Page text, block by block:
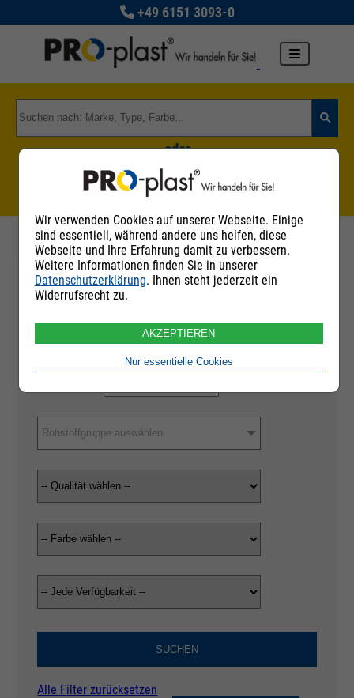
+49 6151 3093-0
oder
Zu den Rohstoffgruppen
Filter
Rohstoffgruppe auswählen
SUCHEN
Alle Filter zurücksetzen
Wir verwenden Cookies auf unserer Webseite. Einige
sind essentiell, während andere uns helfen, diese
Webseite und Ihre Erfahrung damit zu verbessern.
Weitere Informationen finden Sie in unserer
Datenschutzerklärung. Ihnen steht jederzeit ein
Widerrufsrecht zu.
AKZEPTIEREN
Nur essentielle Cookies